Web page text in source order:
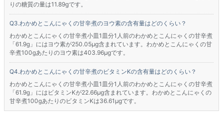
りの糖質の量は11.89gです。
わかめとこんにゃくの甘辛煮のヨウ素の含有量はどのくらい？
わかめとこんにゃくの甘辛煮小皿1皿分1人前のわかめとこんにゃくの甘辛煮
「61.9g」にはヨウ素が250.05μg含まれています。わかめとこんにゃくの甘
辛煮100gあたりのヨウ素は403.96μgです。
わかめとこんにゃくの甘辛煮のビタミンKの含有量はどのくらい？
わかめとこんにゃくの甘辛煮小皿1皿分1人前のわかめとこんにゃくの甘辛煮
「61.9g」にはビタミンKが22.66μg含まれています。わかめとこんにゃくの
甘辛煮100gあたりのビタミンKは36.61μgです。